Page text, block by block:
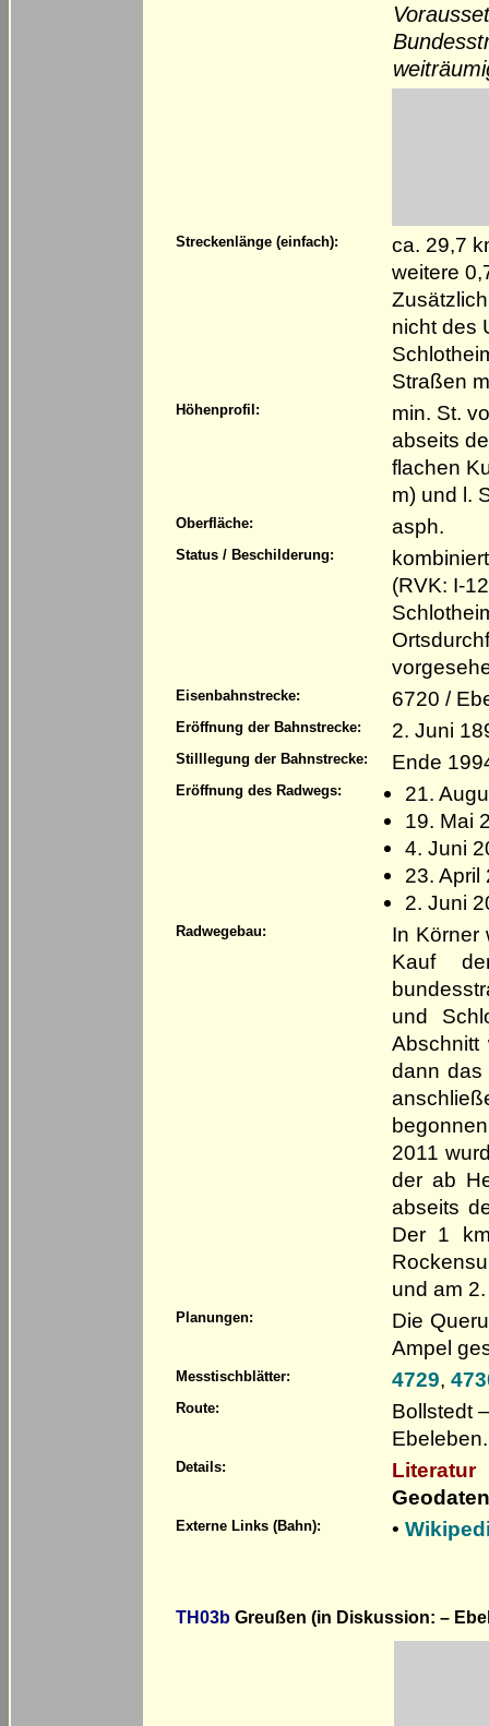
Streckenlänge (einfach):
ca. 29,7
weitere
nicht des
Straßen
Höhenprofil:
min. St.
abseits
flachen
m) und l.
Oberfläche: asph.
Status / Beschilderung:
(RVK: I-
Eisenbahnstrecke: 6720 /
Eröffnung der Bahnstrecke: 2. Juni
Stilllegung der Bahnstrecke: Ende
Eröffnung des Radwegs:
21.
19. Mai
4. Juni
23.
2. Juni
Radwegebau:
In Körner
Kauf
und
Abschnitt
dann das
2011
der ab
abseits
Der 1
und am
Planungen:
Die
Ampel
Messtischblätter: 4729,
Route:
Bollstedt
Ebeleben.
Details:
Literatur
Externe Links (Bahn): •
TH03b Greußen (in Diskussion: –